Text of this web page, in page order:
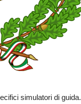
simulatori di guida.